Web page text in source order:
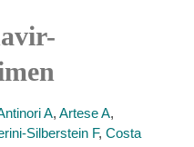
A, Artese A,
Silberstein F, Costa